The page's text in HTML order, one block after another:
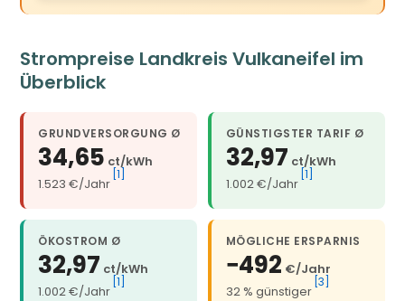
Strompreise Landkreis Vulkaneifel im
Überblick
GRUNDVERSORGUNG Ø
34,65 ct/kWh
1.523 €/Jahr
[1]
GÜNSTIGSTER TARIF Ø
32,97 ct/kWh
1.002 €/Jahr
[1]
ÖKOSTROM Ø
32,97 ct/kWh
1.002 €/Jahr
[1]
MÖGLICHE ERSPARNIS
−492 €/Jahr
32 % günstiger
[3]